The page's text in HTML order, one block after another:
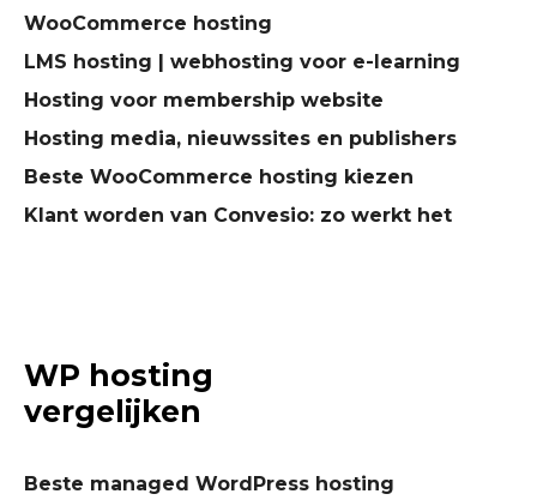
WooCommerce hosting
LMS hosting | webhosting voor e-learning
Hosting voor membership website
Hosting media, nieuwssites en publishers
Beste WooCommerce hosting kiezen
Klant worden van Convesio: zo werkt het
WP hosting
vergelijken
Beste managed WordPress hosting